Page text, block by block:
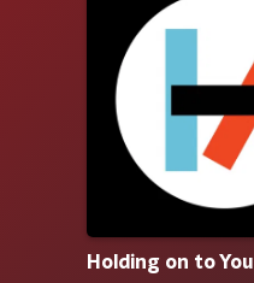
Holding on to You